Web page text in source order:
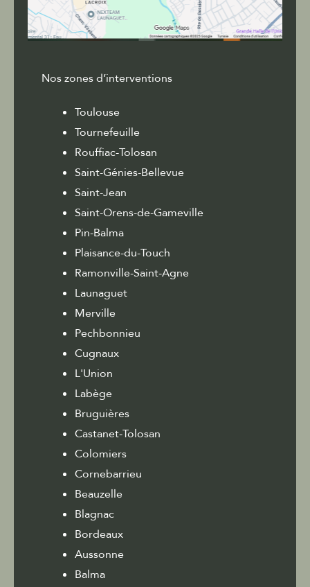
Nos zones d’interventions
Toulouse
Tournefeuille
Rouffiac-Tolosan
Saint-Génies-Bellevue
Saint-Jean
Saint-Orens-de-Gameville
Pin-Balma
Plaisance-du-Touch
Ramonville-Saint-Agne
Launaguet
Merville
Pechbonnieu
Cugnaux
L'Union
Labège
Bruguières
Castanet-Tolosan
Colomiers
Cornebarrieu
Beauzelle
Blagnac
Bordeaux
Aussonne
Balma